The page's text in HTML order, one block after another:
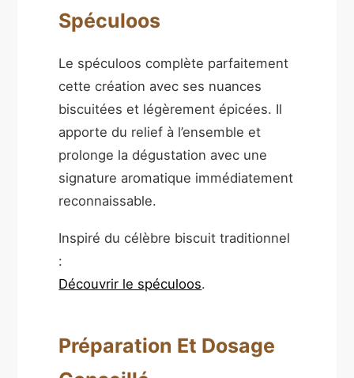
Spéculoos
Le spéculoos complète parfaitement
cette création avec ses nuances
biscuitées et légèrement épicées. Il
apporte du relief à l’ensemble et
prolonge la dégustation avec une
signature aromatique immédiatement
reconnaissable.
Inspiré du célèbre biscuit traditionnel
:
Découvrir le spéculoos.
Préparation Et Dosage